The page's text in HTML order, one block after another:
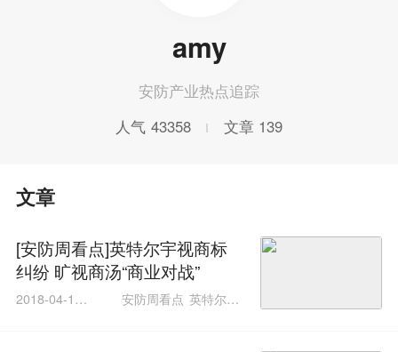
amy
安防产业热点追踪
人气 43358 文章 139
文章
[安防周看点]英特尔宇视商标
纠纷 旷视商汤“商业对战”
2018-04-13 1
安防周看点 英特尔宇